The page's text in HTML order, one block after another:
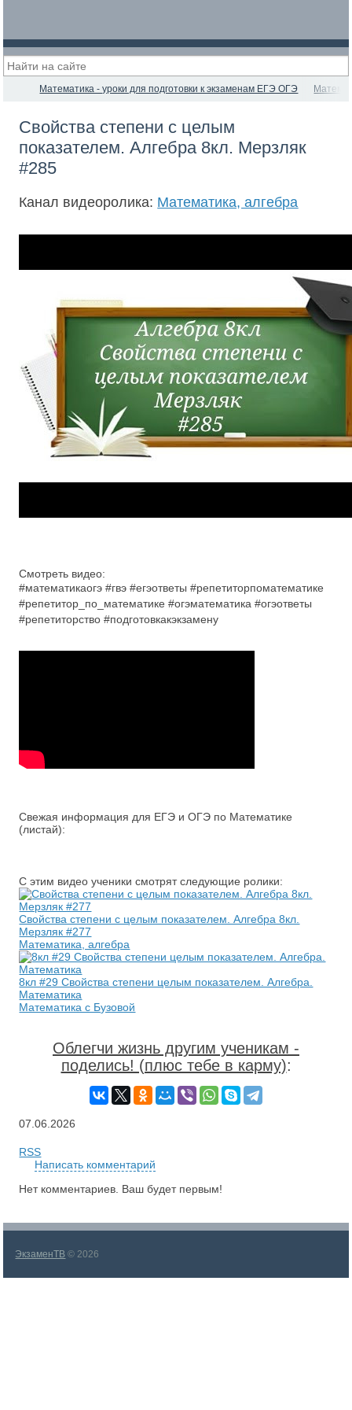
Математика - уроки для подготовки к экзаменам ЕГЭ ОГЭ
Свойства степени с целым
показателем. Алгебра 8кл. Мерзляк
#285
Канал видеоролика: Математика, алгебра
Смотреть видео:
#математикаогэ #гвэ #егэответы #репетиторпоматематике
#репетитор_по_математике #огэматематика #огэответы
#репетиторство #подготовкакэкзамену
Свежая информация для ЕГЭ и ОГЭ по Математике
(листай):
С этим видео ученики смотрят следующие ролики:
Свойства степени с целым показателем. Алгебра 8кл.
Мерзляк #277
Математика, алгебра
8кл #29 Свойства степени целым показателем. Алгебра.
Математика
Математика с Бузовой
Облегчи жизнь другим ученикам -
поделись! (плюс тебе в карму):
07.06.2026
RSS
Написать комментарий
Нет комментариев. Ваш будет первым!
ЭкзаменТВ © 2026